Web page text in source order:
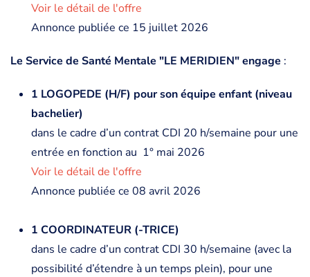
Voir le détail de l'offre
Annonce publiée ce 15 juillet 2026
Le Service de Santé Mentale "LE MERIDIEN" engage :
1 LOGOPEDE (H/F) pour son équipe enfant (niveau
bachelier)
dans le cadre d’un contrat CDI 20 h/semaine pour une
entrée en fonction au 1° mai 2026
Voir le détail de l'offre
Annonce publiée ce 08 avril 2026
1 COORDINATEUR (-TRICE)
dans le cadre d’un contrat CDI 30 h/semaine (avec la
possibilité d’étendre à un temps plein), pour une